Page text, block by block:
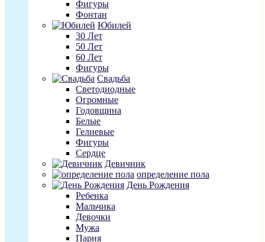
Фигуры
Фонтан
Юбилей
30 Лет
50 Лет
60 Лет
Фигуры
Свадьба
Светодиодные
Огромные
Годовщина
Белые
Гелиевые
Фигуры
Сердце
Девичник
определение пола
День Рождения
Ребенка
Мальчика
Девочки
Мужа
Парня